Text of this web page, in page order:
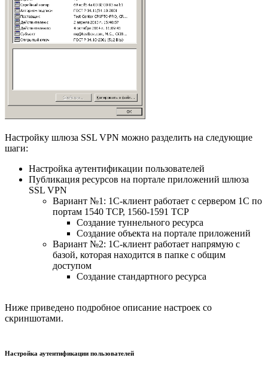
Настройку шлюза SSL VPN можно разделить на следующие
шаги:
Настройка аутентификации пользователей
Публикация ресурсов на портале приложений шлюза
SSL VPN
Вариант №1: 1С-клиент работает с сервером 1С по
портам 1540 TCP, 1560-1591 TCP
Создание туннельного ресурса
Создание объекта на портале приложений
Вариант №2: 1С-клиент работает напрямую с
базой, которая находится в папке с общим
доступом
Создание стандартного ресурса
Ниже приведено подробное описание настроек со
скриншотами.
Настройка аутентификации пользователей